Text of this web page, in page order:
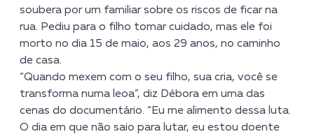
soubera por um familiar sobre os riscos de ficar na
rua. Pediu para o filho tomar cuidado, mas ele foi
morto no dia 15 de maio, aos 29 anos, no caminho
de casa.
“Quando mexem com o seu filho, sua cria, você se
transforma numa leoa”, diz Débora em uma das
cenas do documentário. “Eu me alimento dessa luta.
O dia em que não saio para lutar, eu estou doente